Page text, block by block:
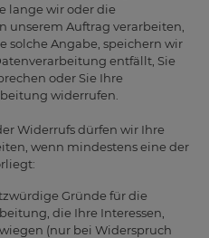
lange wir oder die
unserem Auftrag verarbeiten,
solche Angabe, speichern wir
entfällt, Sie
oder Sie Ihre
widerrufen.
Widerrufs dürfen wir Ihre
wenn mindestens eine der
Gründe für die
die Ihre Interessen,
(nur bei Widerspruch